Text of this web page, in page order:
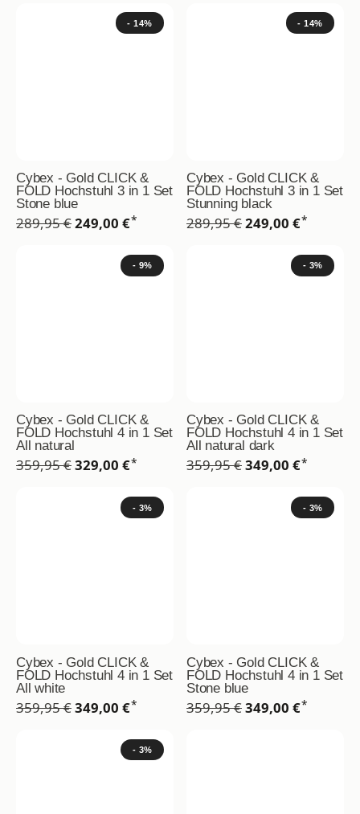
- 14%
Cybex - Gold CLICK &
FOLD Hochstuhl 3 in 1 Set
Stone blue
289,95 €249,00 €*
- 14%
Cybex - Gold CLICK &
FOLD Hochstuhl 3 in 1 Set
Stunning black
289,95 €249,00 €*
- 9%
Cybex - Gold CLICK &
FOLD Hochstuhl 4 in 1 Set
All natural
359,95 €329,00 €*
- 3%
Cybex - Gold CLICK &
FOLD Hochstuhl 4 in 1 Set
All natural dark
359,95 €349,00 €*
- 3%
Cybex - Gold CLICK &
FOLD Hochstuhl 4 in 1 Set
All white
359,95 €349,00 €*
- 3%
Cybex - Gold CLICK &
FOLD Hochstuhl 4 in 1 Set
Stone blue
359,95 €349,00 €*
- 3%